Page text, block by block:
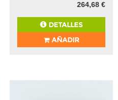
264,68 €
DETALLES
AÑADIR